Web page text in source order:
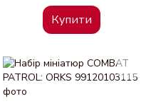
Купити